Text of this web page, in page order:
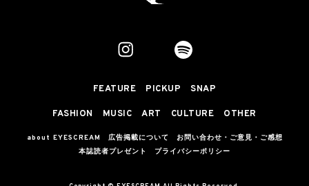
FEATURE PICKUP SNAP
FASHION MUSIC ART CULTURE OTHER
about EYESCREAM 広告掲載について
お問い合わせ・ご意見・ご感想
本誌読者プレゼント
プライバシーポリシー